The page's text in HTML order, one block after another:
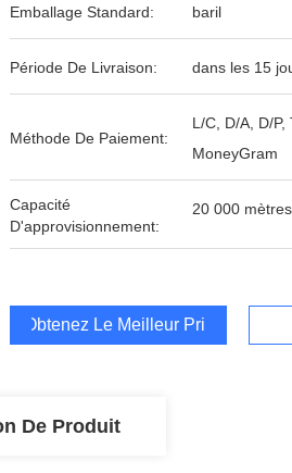
Emballage Standard: baril
Période De Livraison: dans les 15
Méthode De Paiement:
L/C, D/A, D/P,
MoneyGram
Capacité
D'approvisionnement:
20 000
Obtenez Le Meilleur Prix
De Produit